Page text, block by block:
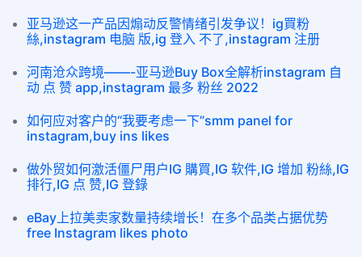
亚马逊这一产品因煽动反警情绪引发争议！ig買粉
絲,instagram 电脑 版,ig 登入 不了,instagram 注册
河南沧众跨境——-亚马逊Buy Box全解析instagram 自
动 点 赞 app,instagram 最多 粉丝 2022
如何应对客户的“我要考虑一下”smm panel for
instagram,buy ins likes
做外贸如何激活僵尸用户IG 購買,IG 软件,IG 增加 粉絲,IG
排行,IG 点 赞,IG 登錄
eBay上拉美卖家数量持续增长！在多个品类占据优势
free Instagram likes photo